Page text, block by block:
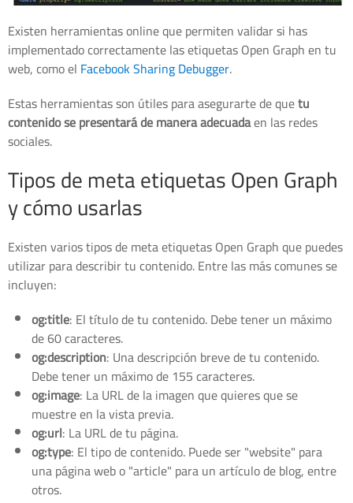
Existen herramientas online que permiten validar si has
implementado correctamente las etiquetas Open Graph en tu
web, como el Facebook Sharing Debugger.
Estas herramientas son útiles para asegurarte de quetu
contenido se presentará de manera adecuadaen las redes
sociales.
Tipos de meta etiquetas Open Graph
y cómo usarlas
Existen varios tipos de meta etiquetas Open Graph que puedes
utilizar para describir tu contenido. Entre las más comunes se
incluyen:
og:title: El título de tu contenido. Debe tener un máximo
de 60 caracteres.
og:description: Una descripción breve de tu contenido.
Debe tener un máximo de 155 caracteres.
og:image: La URL de la imagen que quieres que se
muestre en la vista previa.
og:url: La URL de tu página.
og:type: El tipo de contenido. Puede ser "website" para
una página web o "article" para un artículo de blog, entre
otros.